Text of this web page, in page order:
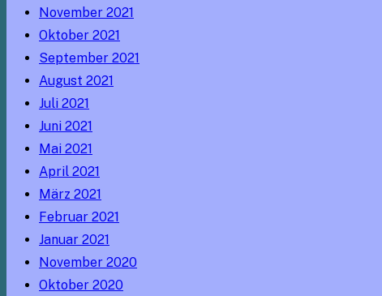
November 2021
Oktober 2021
September 2021
August 2021
Juli 2021
Juni 2021
Mai 2021
April 2021
März 2021
Februar 2021
Januar 2021
November 2020
Oktober 2020